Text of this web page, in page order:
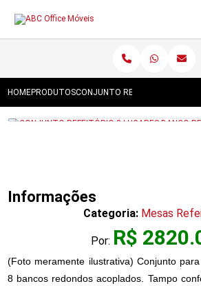
HOMEPRODUTOSCONJUNTO REFEITÓRIO 8
Informações
Categoria: Mesas
Por: R$
(Foto meramente ilustrativa) Conjunto
8 bancos redondos acoplados. Tampo